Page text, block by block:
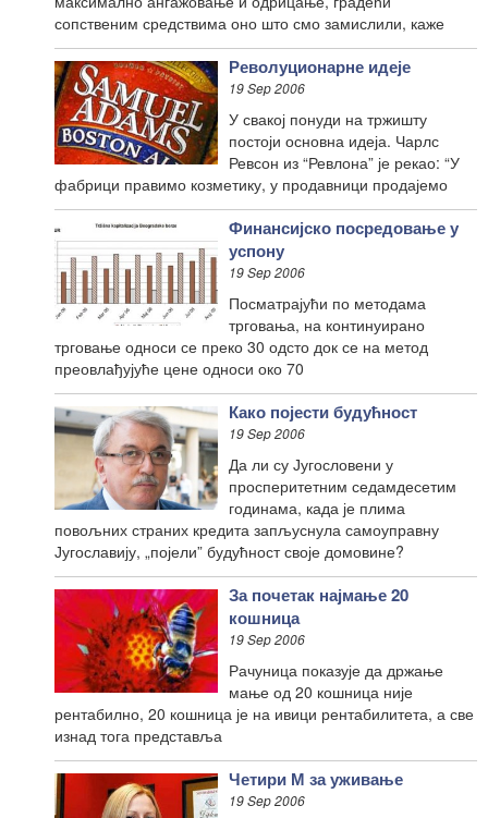
сопственим средствима оно што смо замислили, каже
Револуционарне идеје
19 Sep 2006
У свакој понуди на тржишту
постоји основна идеја. Чарлс
Ревсон из “Ревлона” је рекао: “У
фабрици правимо козметику, у продавници продајемо
Финансијско посредовање у
успону
19 Sep 2006
Посматрајући по методама
трговања, на континуирано
трговање односи се преко 30 одсто док се на метод
преовлађујуће цене односи око 70
Како појести будућност
19 Sep 2006
Да ли су Југословени у
просперитетним седамдесетим
годинама, када је плима
повољних страних кредита запљуснула самоуправну
Југославију, „појели” будућност своје домовине?
За почетак најмање 20
кошница
19 Sep 2006
Рачуница показује да држање
мање од 20 кошница није
рентабилно, 20 кошница је на ивици рентабилитета, а све
изнад тога представља
Четири М за уживање
19 Sep 2006